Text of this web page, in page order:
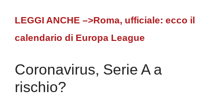
LEGGI ANCHE –>Roma, ufficiale: ecco il
calendario di Europa League
Coronavirus, Serie A a
rischio?